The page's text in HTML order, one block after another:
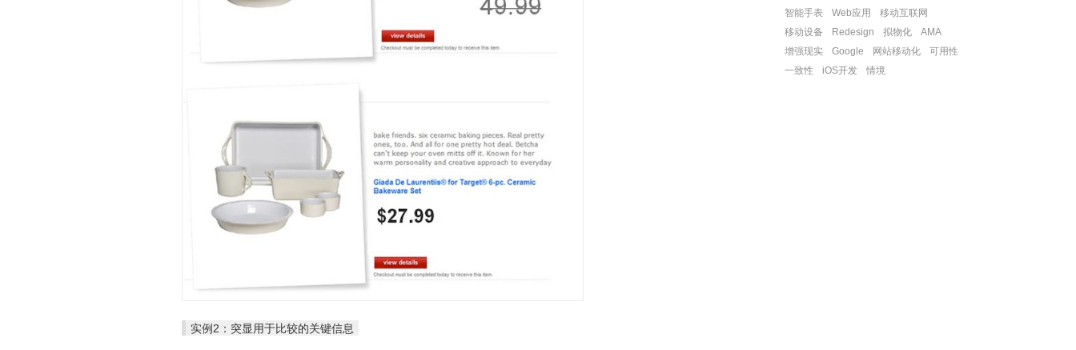
实例2：突显用于比较的关键信息
智能手表
Web应用
移动互联网
移动设备
Redesign 拟物化
AMA
增强现实
Google 网站移动化
可用性
一致性
iOS开发 情境